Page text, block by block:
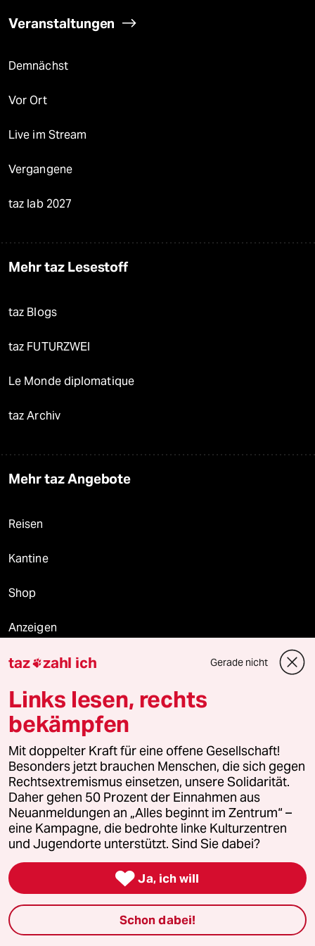
Veranstaltungen
Demnächst
Vor Ort
Live im Stream
Vergangene
taz lab 2027
Mehr taz Lesestoff
taz Blogs
taz FUTURZWEI
Le Monde diplomatique
taz Archiv
Mehr taz Angebote
Reisen
Kantine
Shop
Anzeigen
Fragen & Hilfe
Feedback
Aboservice
ePaper Login
Downloads für Abonnierende
© 2026 taz Verlags und Vertriebs GmbH
Alle Rechte vorbehalten. Bei rechtlichen Fragen oder für Genehmigungen
wenden Sie sich bitte an
lizenzen@taz.de
taz zahl ich Gerade nicht
Links lesen, rechts
bekämpfen
Mit doppelter Kraft für eine offene Gesellschaft!
Besonders jetzt brauchen Menschen, die sich gegen
Rechtsextremismus einsetzen, unsere Solidarität.
Daher gehen 50 Prozent der Einnahmen aus
Neuanmeldungen an „Alles beginnt im Zentrum“ –
eine Kampagne, die bedrohte linke Kulturzentren
und Jugendorte unterstützt. Sind Sie dabei?
 Ja, ich will
Schon dabei!